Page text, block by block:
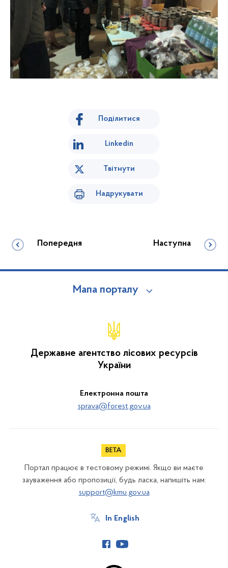
Поділитися
Linkedin
Твітнути
Надрукувати
Попередня Наступна
Мапа порталу
Державне агентство лісових ресурсів
України
Електронна пошта
sprava@forest.gov.ua
Портал працює в тестовому режимі. Якщо ви маєте
зауваження або пропозиції, будь ласка, напишіть нам:
support@kmu.gov.ua
In English